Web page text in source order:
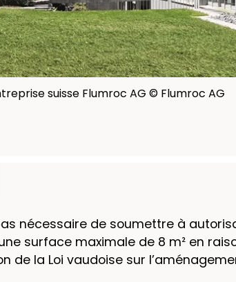
suisse Flumroc AG © Flumroc AG
nécessaire de soumettre à
surface maximale de 8 m² en
de la Loi vaudoise sur